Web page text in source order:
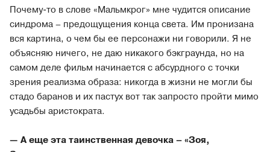
Почему-то в слове «Мальмкрог» мне чудится описание
синдрома – предощущения конца света. Им пронизана
вся картина, о чем бы ее персонажи ни говорили. Я не
объясняю ничего, не даю никакого бэкграунда, но на
самом деле фильм начинается с абсурдного с точки
зрения реализма образа: никогда в жизни не могли бы
стадо баранов и их пастух вот так запросто пройти мимо
усадьбы аристократа.
— А еще эта таинственная девочка – «Зоя,